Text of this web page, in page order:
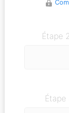
Étape